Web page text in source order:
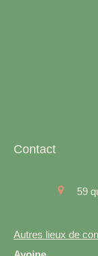
Contact
59
Autres lieux de